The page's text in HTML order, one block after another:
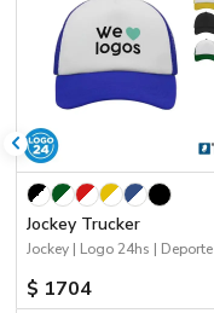
Jockey Trucker
Jockey | Logo 24hs | Deporte
$ 1704